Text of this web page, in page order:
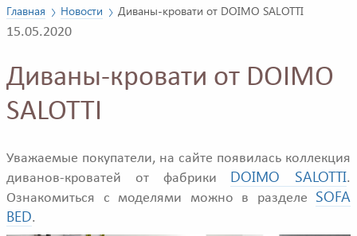
Главная Новости
Диваны-кровати от DOIMO SALOTTI
15.05.2020
Диваны-кровати от DOIMO
SALOTTI
Уважаемые покупатели, на сайте появилась коллекция
диванов-кроватей от фабрики DOIMO SALOTTI.
Ознакомиться с моделями можно в разделе SOFA
BED.